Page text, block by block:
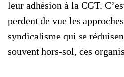
leur adhésion à la CGT.
perdent de vue les
syndicalisme qui se
souvent hors-sol, des